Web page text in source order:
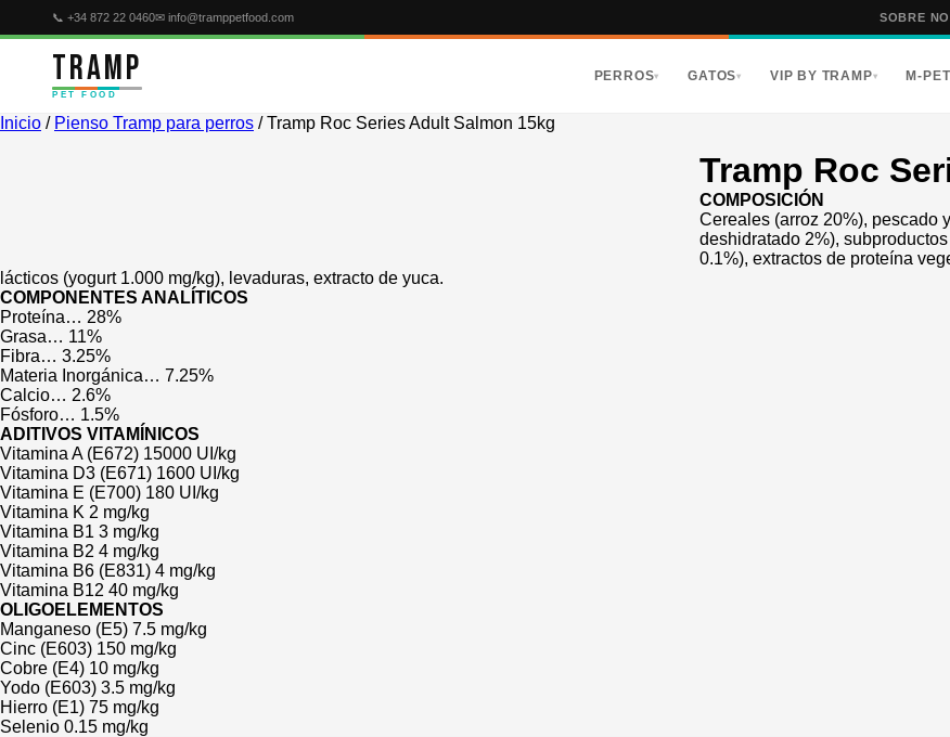
📞 +34 872 22 0460✉ info@tramppetfood.com SOBRE
TRAMP
PET FOOD
PERROS▾ GATOS▾ VIP BY TRAMP▾ M-
Inicio / Pienso Tramp para perros / Tramp Roc Series Adult Salmon 15kg
Tramp Roc
COMPOSICIÓN
Cereales (arroz 20%), pescado
deshidratado 2%),
0.1%), extractos de proteína
lácticos (yogurt 1.000 mg/kg), levaduras, extracto de yuca.
COMPONENTES ANALÍTICOS
Proteína… 28%
Grasa… 11%
Fibra… 3.25%
Materia Inorgánica… 7.25%
Calcio… 2.6%
Fósforo… 1.5%
ADITIVOS VITAMÍNICOS
Vitamina A (E672) 15000 UI/kg
Vitamina D3 (E671) 1600 UI/kg
Vitamina E (E700) 180 UI/kg
Vitamina K 2 mg/kg
Vitamina B1 3 mg/kg
Vitamina B2 4 mg/kg
Vitamina B6 (E831) 4 mg/kg
Vitamina B12 40 mg/kg
OLIGOELEMENTOS
Manganeso (E5) 7.5 mg/kg
Cinc (E603) 150 mg/kg
Cobre (E4) 10 mg/kg
Yodo (E603) 3.5 mg/kg
Hierro (E1) 75 mg/kg
Selenio 0.15 mg/kg